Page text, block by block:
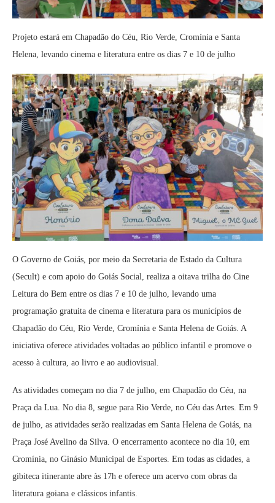
Projeto estará em Chapadão do Céu, Rio Verde, Cromínia e Santa
Helena, levando cinema e literatura entre os dias 7 e 10 de julho
O Governo de Goiás, por meio da Secretaria de Estado da Cultura
(Secult) e com apoio do Goiás Social, realiza a oitava trilha do Cine
Leitura do Bem entre os dias 7 e 10 de julho, levando uma
programação gratuita de cinema e literatura para os municípios de
Chapadão do Céu, Rio Verde, Cromínia e Santa Helena de Goiás. A
iniciativa oferece atividades voltadas ao público infantil e promove o
acesso à cultura, ao livro e ao audiovisual.
As atividades começam no dia 7 de julho, em Chapadão do Céu, na
Praça da Lua. No dia 8, segue para Rio Verde, no Céu das Artes. Em 9
de julho, as atividades serão realizadas em Santa Helena de Goiás, na
Praça José Avelino da Silva. O encerramento acontece no dia 10, em
Cromínia, no Ginásio Municipal de Esportes. Em todas as cidades, a
gibiteca itinerante abre às 17h e oferece um acervo com obras da
literatura goiana e clássicos infantis.